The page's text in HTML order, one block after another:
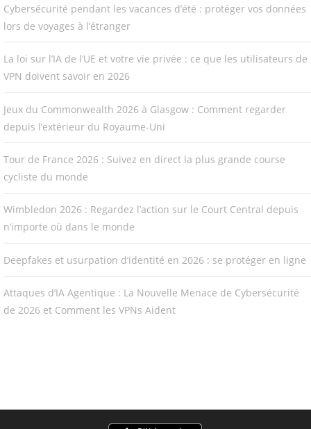
Cybersécurité pendant les vacances d’été : protéger vos données
lors de voyages à l’étranger
La loi sur l’IA de l’UE et votre vie privée : ce que les utilisateurs de
VPN doivent savoir en 2026
Jeux du Commonwealth 2026 à Glasgow : Comment regarder
depuis l’extérieur du Royaume-Uni
Tour de France 2026 : Suivez en direct la plus grande course
cycliste du monde
Wimbledon 2026 : Regardez l’action sur le Court Central depuis
n’importe où dans le monde
Deepfakes et usurpation d’identité en 2026 : se protéger en ligne
Attaques d’IA Agentique : La Nouvelle Menace de Cybersécurité
de 2026 et Comment les VPNs Aident